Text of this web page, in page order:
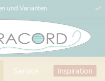
und Varianten
Service Inspiration